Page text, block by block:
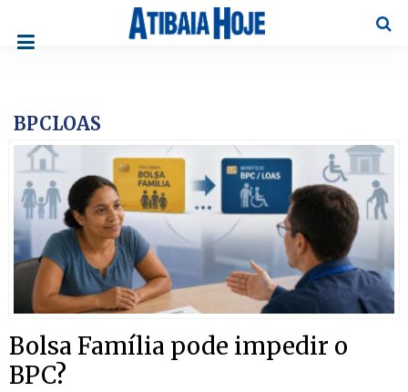
BPCLOAS
Bolsa Família pode impedir o
BPC?